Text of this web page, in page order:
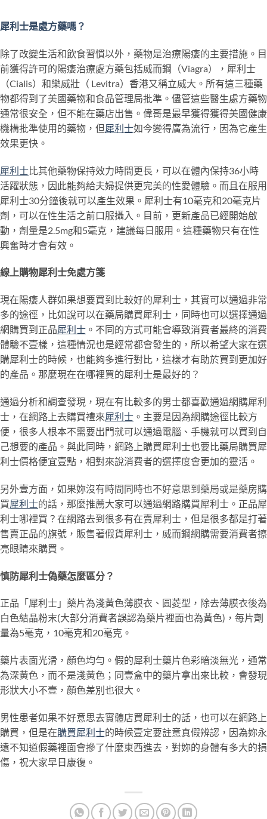
犀利士是處方藥嗎？
除了改變生活和飲食習慣以外，藥物是治療陽痿的主要措施。目
前獲得許可的陽痿治療處方藥包括威而鋼（Viagra），犀利士
（Cialis）和樂威壯（ Levitra）香港又稱立威大。所有這三種藥
物都得到了美國藥物和食品管理局批準。儘管這些醫生處方藥物
通常很安全，但不能在藥店出售。偉哥是最早獲得獲得美國健康
機構批準使用的藥物，但犀利士如今變得廣為流行，因為它產生
效果更快。
犀利士比其他藥物保持效力時間更長，可以在體內保持36小時
活躍狀態，因此能夠給夫婦提供更完美的性愛體驗。而且在服用
犀利士30分鐘後就可以產生效果。犀利士有10毫克和20毫克片
劑，可以在性生活之前口服攝入。目前，更新產品已經開始啟
動，劑量是2.5mg和5毫克，建議每日服用。這種藥物只有在性
興奮時才會有效。
線上購物犀利士免處方箋
現在陽痿人群如果想要買到比較好的犀利士，其實可以通過非常
多的途徑，比如說可以在藥局購買犀利士，同時也可以選擇通過
網購買到正品犀利士 。不同的方式可能會導致消費者最終的消費
體驗不壹樣，這種情況也是經常都會發生的，所以希望大家在選
購犀利士的時候，也能夠多進行對比，這樣才有助於買到更加好
的產品。那麼現在在哪裡買的犀利士是最好的？
通過分析和調查發現，現在有比較多的男士都喜歡通過網購犀利
士，在網路上去購買禮來犀利士 。主要是因為網購途徑比較方
便，很多人根本不需要出門就可以通過電腦、手機就可以買到自
己想要的產品。與此同時，網路上購買犀利士也要比藥局購買犀
利士價格便宜壹點，相對來說消費者的選擇度會更加的靈活。
另外壹方面，如果妳沒有時間同時也不好意思到藥局或是藥房購
買犀利士的話，那麼推薦大家可以通過網路購買犀利士。正品犀
利士哪裡買？在網路去到很多有在賣犀利士，但是很多都是打著
售賣正品的旗號，販售著假貨犀利士，威而鋼網購需要消費者擦
亮眼睛來購買。
慎防犀利士偽藥怎麼區分？
正品「犀利士」藥片為淺黃色薄膜衣、圓菱型，除去薄膜衣後為
白色結晶粉末(大部分消費者誤認為藥片裡面也為黃色)，每片劑
量為5毫克，10毫克和20毫克。
藥片表面光滑，顏色均勻。假的犀利士藥片色彩暗淡無光，通常
為深黃色，而不是淺黃色；同壹盒中的藥片拿出來比較，會發現
形狀大小不壹，顏色差別也很大。
男性患者如果不好意思去實體店買犀利士的話，也可以在網路上
購買，但是在購買犀利士的時候壹定要註意真假辨認，因為妳永
遠不知道假藥裡面會摻了什麼東西進去，對妳的身體有多大的損
傷，祝大家早日康復。